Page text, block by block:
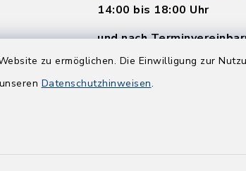
zu ermöglichen. Die Einwilligung zur
Datenschutzhinweisen.
14:00 bis 18:00 Uhr
und nach